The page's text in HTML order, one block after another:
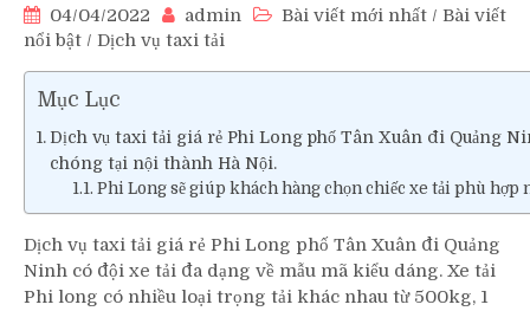
04/04/2022 admin Bài viết mới nhất / Bài viết
nổi bật / Dịch vụ taxi tải
Mục Lục
Dịch vụ taxi tải giá rẻ Phi Long phố Tân Xuân đi Quảng
chóng tại nội thành Hà Nội.
Phi Long sẽ giúp khách hàng chọn chiếc xe tải phù hợp
Dịch vụ taxi tải giá rẻ Phi Long phố Tân Xuân đi Quảng
Ninh có đội xe tải đa dạng về mẫu mã kiểu dáng. Xe tải
Phi long có nhiều loại trọng tải khác nhau từ 500kg, 1